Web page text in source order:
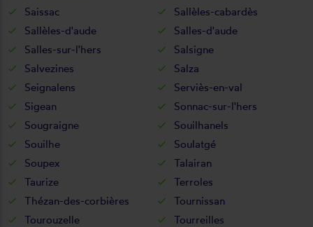
Saissac
Sallèles-cabardès
Sallèles-d'aude
Salles-d'aude
Salles-sur-l'hers
Salsigne
Salvezines
Salza
Seignalens
Serviès-en-val
Sigean
Sonnac-sur-l'hers
Sougraigne
Souilhanels
Souilhe
Soulatgé
Soupex
Talairan
Taurize
Terroles
Thézan-des-corbières
Tournissan
Tourouzelle
Tourreilles